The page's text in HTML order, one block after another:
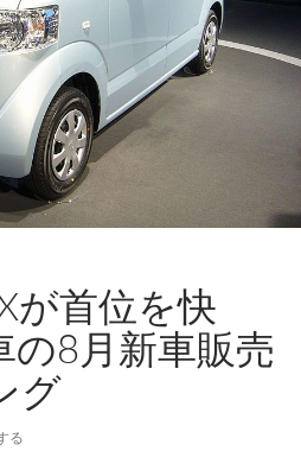
が首位を快
の8月新車販売
グ
る